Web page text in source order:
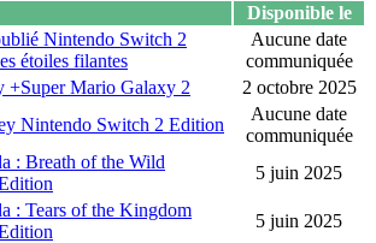
Disponible le
Nintendo Switch 2
étoiles filantes
Aucune date
communiquée
+Super Mario Galaxy 2
2 octobre 2025
Nintendo Switch 2 Edition
Aucune date
communiquée
: Breath of the Wild
5 juin 2025
: Tears of the Kingdom
5 juin 2025